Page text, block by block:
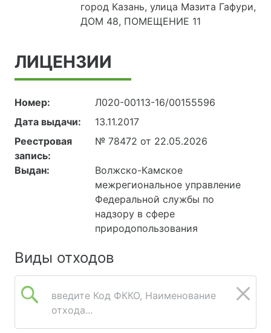
город Казань, улица Мазита Гафури,
ДОМ 48, ПОМЕЩЕНИЕ 11
ЛИЦЕНЗИИ
Номер:
Л020-00113-16/00155596
Дата выдачи:
13.11.2017
Реестровая
запись:
№ 78472 от 22.05.2026
Выдан:
Волжско-Камское
межрегиональное управление
Федеральной службы по
надзору в сфере
природопользования
Виды отходов
введите Код ФККО, Наименование
отхода...